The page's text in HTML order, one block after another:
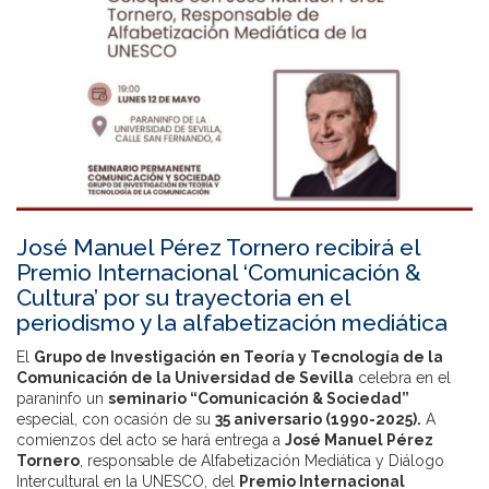
José Manuel Pérez Tornero recibirá el
Premio Internacional ‘Comunicación &
Cultura’ por su trayectoria en el
periodismo y la alfabetización mediática
El Grupo de Investigación en Teoría y Tecnología de la
Comunicación de la Universidad de Sevilla celebra en el
paraninfo un seminario “Comunicación & Sociedad”
especial, con ocasión de su 35 aniversario (1990-2025). A
comienzos del acto se hará entrega a José Manuel Pérez
Tornero , responsable de Alfabetización Mediática y Diálogo
Intercultural en la UNESCO, del
Premio Internacional